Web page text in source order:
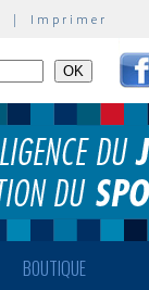
| Imprimer
BOUTIQUE